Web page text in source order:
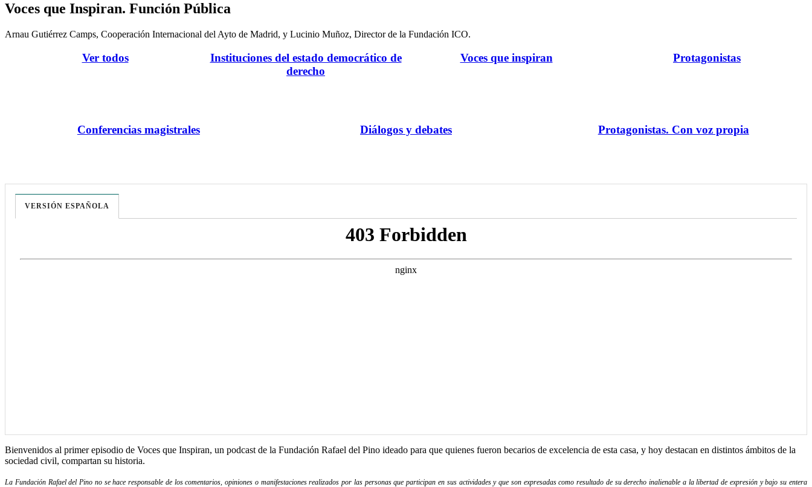
Voces que Inspiran. Función Pública
Arnau Gutiérrez Camps, Cooperación Internacional del Ayto de Madrid, y Lucinio Muñoz, Director de la Fundación ICO.
Ver todos
Instituciones del estado democrático de
derecho
Voces que inspiran Protagonistas
Conferencias magistrales Diálogos y debates Protagonistas. Con voz propia
VERSIÓN ESPAÑOLA
Bienvenidos al primer episodio de Voces que Inspiran, un podcast de la Fundación Rafael del Pino ideado para que quienes fueron becarios de excelencia de esta casa, y hoy destacan en distintos ámbitos de la
sociedad civil, compartan su historia.
La Fundación Rafael del Pino no se hace responsable de los comentarios, opiniones o manifestaciones realizados por las personas que participan en sus actividades y que son expresadas como resultado de su derecho inalienable a la libertad de expresión y bajo su entera